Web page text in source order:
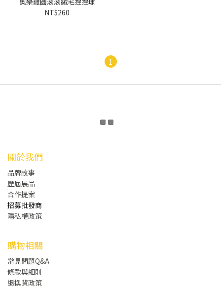
NT$260
1
關於我們
品牌故事
歷屆展品
合作提案
招募批發商
隱私權政策
購物相關
常見問題Q&A
條款與細則
退換貨政策